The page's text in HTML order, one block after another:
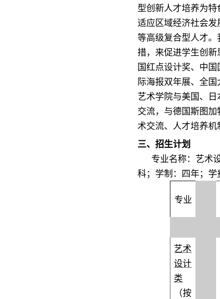
型创新人才培养为
适应区域经济社会
等高级复合型人才。
措，来促进学生创
国红点设计奖、中
际海报双年展、全
艺术学院与美国、
交流，与德国斯图
术交流、人才培养机
三、招生计划
专业名称：艺术
科；学制：四年；学
专业
艺术
设计
类
（按